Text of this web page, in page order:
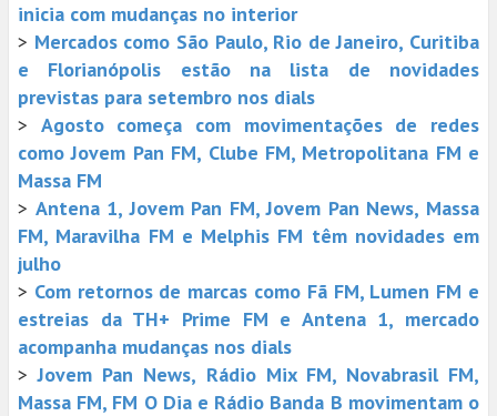
inicia com mudanças no interior
> Mercados como São Paulo, Rio de Janeiro, Curitiba
e Florianópolis estão na lista de novidades
previstas para setembro nos dials
> Agosto começa com movimentações de redes
como Jovem Pan FM, Clube FM, Metropolitana FM e
Massa FM
> Antena 1, Jovem Pan FM, Jovem Pan News, Massa
FM, Maravilha FM e Melphis FM têm novidades em
julho
> Com retornos de marcas como Fã FM, Lumen FM e
estreias da TH+ Prime FM e Antena 1, mercado
acompanha mudanças nos dials
>Jovem Pan News, Rádio Mix FM, Novabrasil FM,
Massa FM, FM O Dia e Rádio Banda B movimentam o